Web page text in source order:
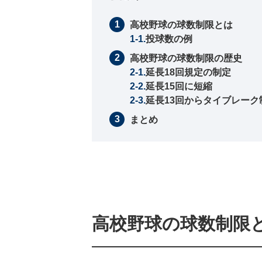
高校野球の球数制限とは
投球数の例
高校野球の球数制限の歴史
延長18回規定の制定
延長15回に短縮
延長13回からタイブレーク
まとめ
高校野球の球数制限